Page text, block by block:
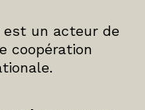
est un acteur de
coopération